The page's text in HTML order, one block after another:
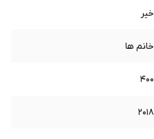
خیر
خانم ها
400
2018